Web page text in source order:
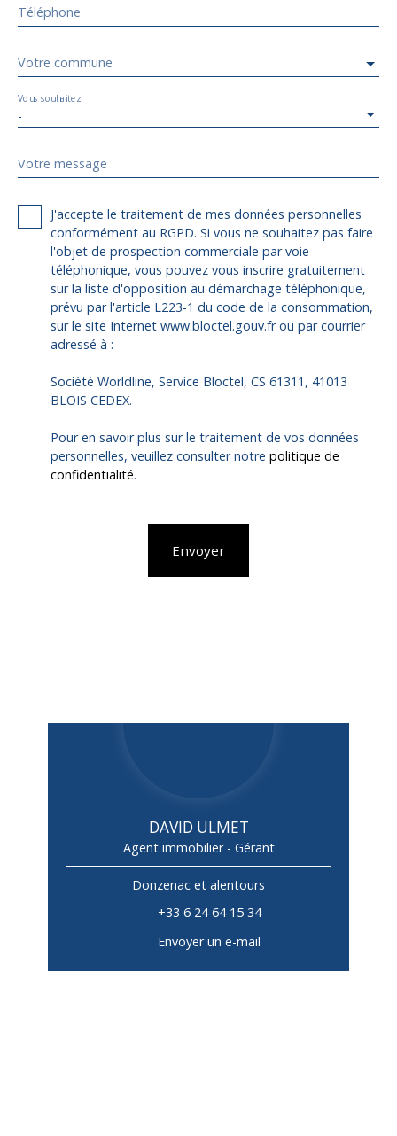
Téléphone
Votre commune
-
Vous souhaitez
Votre message
J'accepte le traitement de mes données personnelles
conformément au RGPD. Si vous ne souhaitez pas faire
l'objet de prospection commerciale par voie
téléphonique, vous pouvez vous inscrire gratuitement
sur la liste d'opposition au démarchage téléphonique,
prévu par l'article L223-1 du code de la consommation,
sur le site Internet www.bloctel.gouv.fr ou par courrier
adressé à :
Société Worldline, Service Bloctel, CS 61311, 41013
BLOIS CEDEX.
Pour en savoir plus sur le traitement de vos données
personnelles, veuillez consulter notre politique de
confidentialité.
Envoyer
DAVID ULMET
Agent immobilier - Gérant
Donzenac et alentours
+33 6 24 64 15 34
Envoyer un e-mail